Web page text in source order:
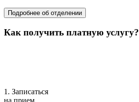
Подробнее об отделении
Как получить платную услугу?
1. Записаться